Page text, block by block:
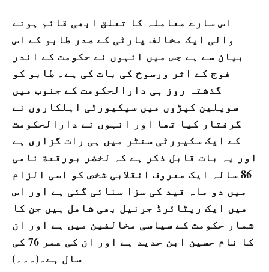
اس سارے معاملہ کا تعلق ابھی قائم ہونے
والی ایک مخالف پارٹی کے صدر طابو کے اس
بیان سے ہے جس میں انہوں نے حکومت کے اندر
فوج کے اثر ورسوخ کی بات کی ہے۔ طابو کو
گذشتہ روز ہی دارالحکومت کے جنوب میں
سویلین کپڑوں میں سیکیورٹی اہلکاروں نے
گرفتار کیا تھا اور انہوں نے دارالحکومت
کے ایک سکیورٹی سنٹر میں ہی رات گزاری ہے
اور یہ بات قابل ذکر ہے کہ لخضر بورقعة نامی
86 سالہ ایک معروف انقلابی شخص کو اسی الزام
میں دو ماہ قید کی سزا سنائی گئی ہے اور اس
میں ایک ریٹائرڈ جرنیل بھی شامل ہیں جن کا
شمار حکومت کے سیاسی مخالفین میں ہے اور ان
کا نام حسین ابن حدید ہے اور ان کی عمر 76 کی
سال ہے۔(۔۔۔)